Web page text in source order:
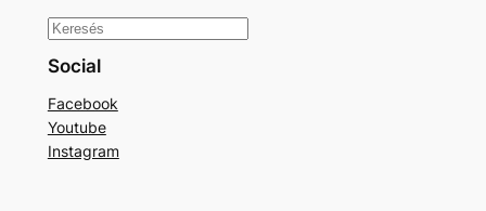
K
e
e
s
Social
Facebook
Youtube
Instagram